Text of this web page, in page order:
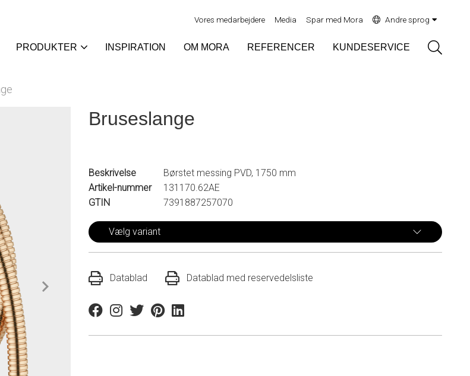
Vores medarbejdere Media Spar med Mora Andre sprog
PRODUKTER INSPIRATION OM MORA REFERENCER KUNDESERVICE
Bruseslange
Beskrivelse
Børstet messing PVD, 1750 mm
Artikel-nummer
131170.62AE
GTIN
7391887257070
Vælg variant
Datablad Datablad med reservedelsliste
FacebookInstagram
TwitterPinterestLinkedin